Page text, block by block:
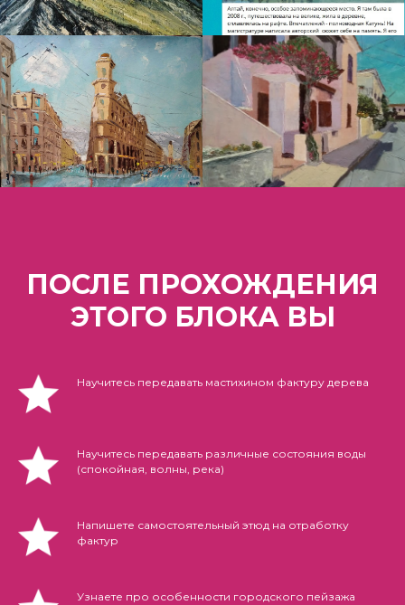
ПОСЛЕ ПРОХОЖДЕНИЯ
ЭТОГО БЛОКА ВЫ
Научитесь передавать мастихином фактуру дерева
Научитесь передавать различные состояния воды
(спокойная, волны, река)
Напишете самостоятельный этюд на отработку
фактур
Узнаете про особенности городского пейзажа